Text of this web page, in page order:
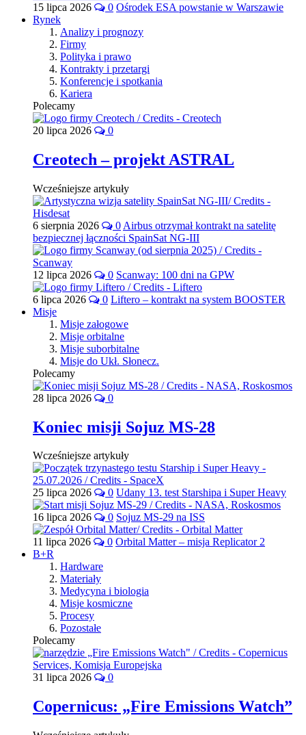
15 lipca 2026 0 Ośrodek ESA powstanie w Warszawie
Rynek
Analizy i prognozy
Firmy
Polityka i prawo
Kontrakty i przetargi
Konferencje i spotkania
Kariera
Polecamy
20 lipca 2026 0
Creotech – projekt ASTRAL
Wcześniejsze artykuły
6 sierpnia 2026 0 Airbus otrzymał kontrakt na satelitę
bezpiecznej łączności SpainSat NG-III
12 lipca 2026 0 Scanway: 100 dni na GPW
6 lipca 2026 0 Liftero – kontrakt na system BOOSTER
Misje
Misje załogowe
Misje orbitalne
Misje suborbitalne
Misje do Ukł. Słonecz.
Polecamy
28 lipca 2026 0
Koniec misji Sojuz MS-28
Wcześniejsze artykuły
25 lipca 2026 0 Udany 13. test Starshipa i Super Heavy
16 lipca 2026 0 Sojuz MS-29 na ISS
11 lipca 2026 0 Orbital Matter – misja Replicator 2
B+R
Hardware
Materiały
Medycyna i biologia
Misje kosmiczne
Procesy
Pozostałe
Polecamy
31 lipca 2026 0
Copernicus: „Fire Emissions Watch”